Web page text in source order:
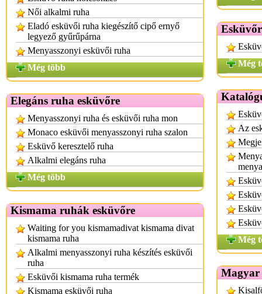
Női alkalmi ruha
Eladó esküvői ruha kiegészítő cipő ernyő
legyező gyűrűpárna
Menyasszonyi esküvői ruha
Még több
Elegáns ruha esküvőre
Menyasszonyi ruha és esküvői ruha mon
Monaco esküvői menyasszonyi ruha szalon
Esküvő keresztelő ruha
Alkalmi elegáns ruha
Még több
Kismama ruhák esküvőre
Waiting for you kismamadivat kismama divat
kismama ruha
Alkalmi menyasszonyi ruha készítés esküvői
ruha
Esküvői kismama ruha termék
Kismama esküvői ruha
Még
Az
Még
Magyar